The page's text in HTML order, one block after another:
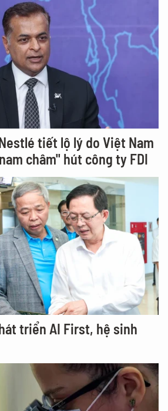
tiết lộ lý do Việt Nam
châm" hút công ty FDI
triển AI First, hệ sinh